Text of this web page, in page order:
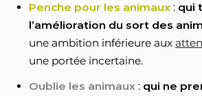
Penche pour les animaux : qui
l’amélioration du sort des
une ambition inférieure aux
une portée incertaine.
Oublie les animaux : qui ne